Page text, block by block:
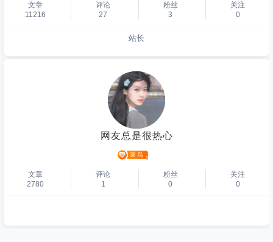
文章
11216
评论
27
粉丝
3
关注
0
站长
个人主页
网友总是很热心
文章
2780
评论
1
粉丝
0
关注
0